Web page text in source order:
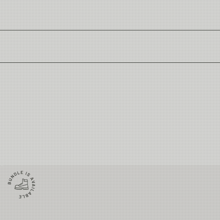
tillverkas enligt strikta säkerhets- och miljökrav. De använder
människor och miljö.
avsiktligt tillsatta PFAS.
Stuss Yttersöm
80 cm 82-88 cm 125 cm
87 cm 89-95 cm 127 cm
94 cm